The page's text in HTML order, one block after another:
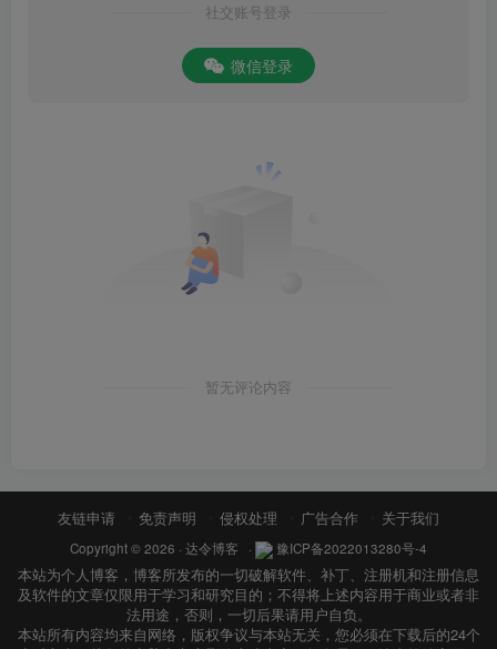
社交账号登录
微信登录
暂无评论内容
友链申请 免责声明 侵权处理 广告合作 关于我们
Copyright © 2026 · 达令博客 · 豫ICP备2022013280号-4
本站为个人博客，博客所发布的一切破解软件、补丁、注册机和注册信息
及软件的文章仅限用于学习和研究目的；不得将上述内容用于商业或者非
法用途，否则，一切后果请用户自负。
本站所有内容均来自网络，版权争议与本站无关，您必须在下载后的24个